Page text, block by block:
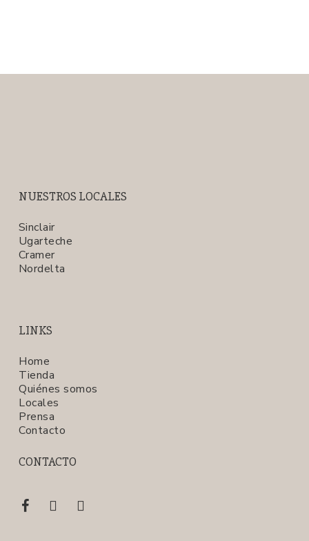
NUESTROS LOCALES
Sinclair
Ugarteche
Cramer
Nordelta
LINKS
Home
Tienda
Quiénes somos
Locales
Prensa
Contacto
CONTACTO